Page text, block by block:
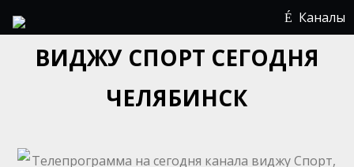
Каналы
ВИДЖУ СПОРТ СЕГОДНЯ
ЧЕЛЯБИНСК